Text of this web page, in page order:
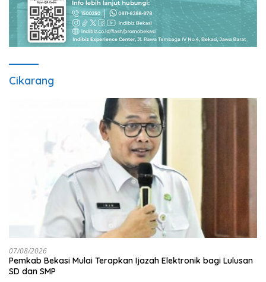
Cikarang
07/08/2026
Pemkab Bekasi Mulai Terapkan Ijazah Elektronik bagi Lulusan
SD dan SMP